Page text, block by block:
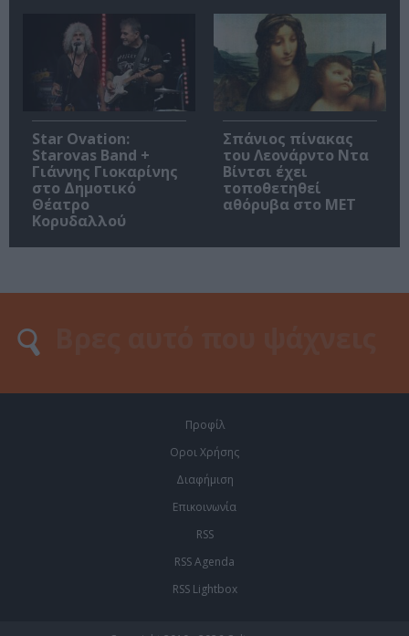
Star Ovation:
Starovas Band +
Γιάννης Γιοκαρίνης
στο Δημοτικό
Θέατρο
Κορυδαλλού
Σπάνιος πίνακας
του Λεονάρντο Ντα
Βίντσι έχει
τοποθετηθεί
αθόρυβα στο MET
Προφίλ
Οροι Χρήσης
Διαφήμιση
Επικοινωνία
RSS
RSS Agenda
RSS Lightbox